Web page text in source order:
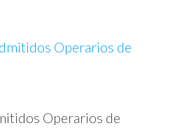
Operarios de